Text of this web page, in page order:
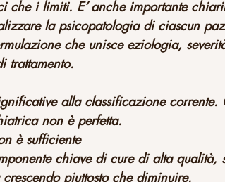
che i limiti. E’ anche importante
la psicopatologia di ciascun
che unisce eziologia,
trattamento.
alla classificazione corrente.
non è perfetta.
è sufficiente
chiave di cure di alta qualità,
piuttosto che diminuire.